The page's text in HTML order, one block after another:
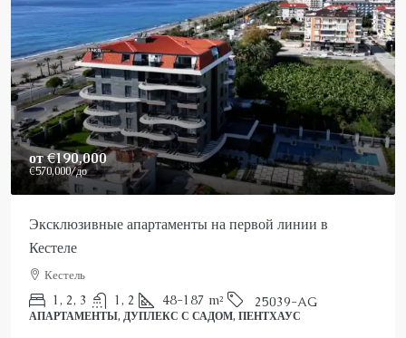
от€190,000
€570,000/до
Эксклюзивные апартаменты на первой линии в
Кестеле
Кестель
1, 2, 3 1, 2 48-187 m² 25039-AG
АПАРТАМЕНТЫ, ДУПЛЕКС С САДОМ, ПЕНТХАУС